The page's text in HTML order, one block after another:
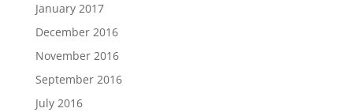
January 2017
December 2016
November 2016
September 2016
July 2016